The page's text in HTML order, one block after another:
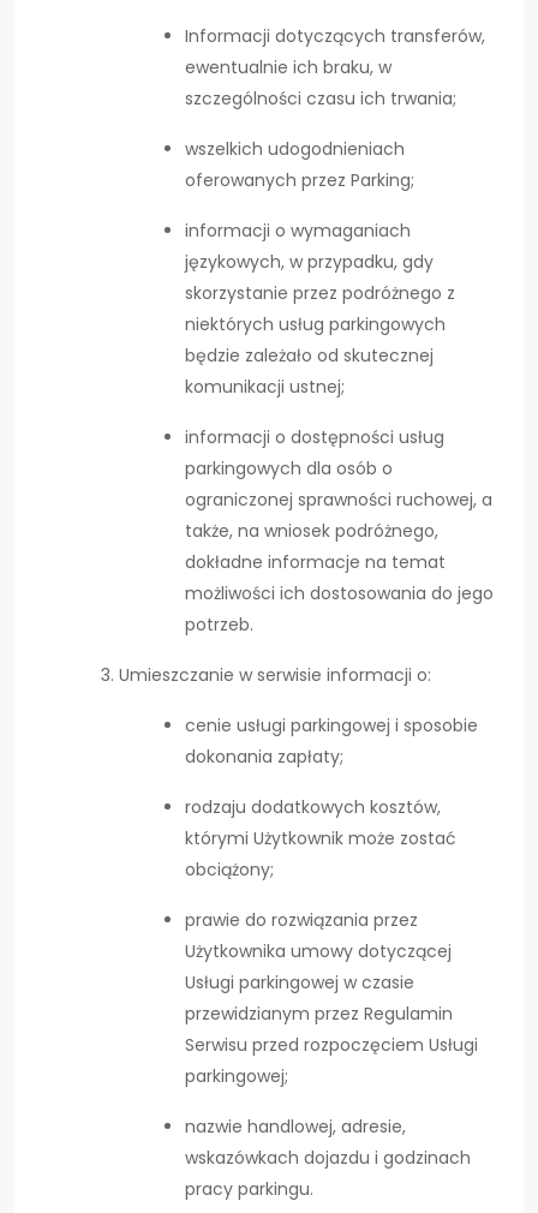
Informacji dotyczących transferów,
ewentualnie ich braku, w
szczególności czasu ich trwania;
wszelkich udogodnieniach
oferowanych przez Parking;
informacji o wymaganiach
językowych, w przypadku, gdy
skorzystanie przez podróżnego z
niektórych usług parkingowych
będzie zależało od skutecznej
komunikacji ustnej;
informacji o dostępności usług
parkingowych dla osób o
ograniczonej sprawności ruchowej, a
także, na wniosek podróżnego,
dokładne informacje na temat
możliwości ich dostosowania do jego
potrzeb.
Umieszczanie w serwisie informacji o:
cenie usługi parkingowej i sposobie
dokonania zapłaty;
rodzaju dodatkowych kosztów,
którymi Użytkownik może zostać
obciążony;
prawie do rozwiązania przez
Użytkownika umowy dotyczącej
Usługi parkingowej w czasie
przewidzianym przez Regulamin
Serwisu przed rozpoczęciem Usługi
parkingowej;
nazwie handlowej, adresie,
wskazówkach dojazdu i godzinach
pracy parkingu.